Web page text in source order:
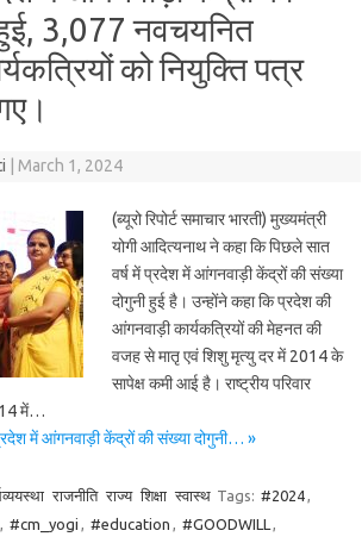
3,077 नवचयनित
को नियुक्ति पत्र
March 1, 2024
(ब्यूरो रिपोर्ट समाचार भारती) मुख्यमंत्री
योगी आदित्यनाथ ने कहा कि पिछले सात
वर्ष में प्रदेश में आंगनवाड़ी केंद्रों की संख्या
दोगुनी हुई है। उन्होंने कहा कि प्रदेश की
आंगनवाड़ी कार्यकत्रियों की मेहनत की
वजह से मातृ एवं शिशु मृत्यु दर में 2014 के
सापेक्ष कमी आई है। राष्ट्रीय परिवार
में…
में आंगनवाड़ी केंद्रों की संख्या दोगुनी… »
राजनीति राज्य शिक्षा स्वास्थ Tags: #2024,
, #cm_yogi , #education , #GOODWILL ,